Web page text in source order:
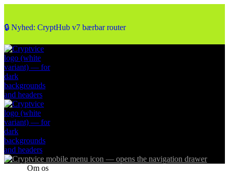
🔒 Nyhed: CryptHub v7 bærbar router
Om os